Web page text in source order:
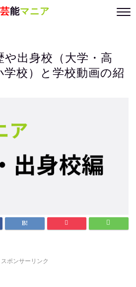
芸能マニア
や出身校（大学・高
学校）と学校動画の紹
スポンサーリンク